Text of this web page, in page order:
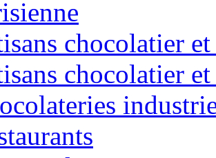
chocolatier
chocolatier